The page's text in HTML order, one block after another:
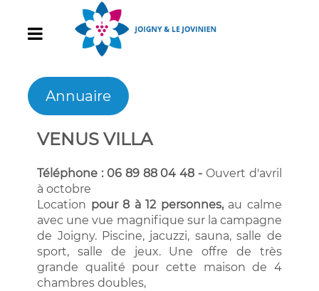
Annuaire
VENUS VILLA
Téléphone : 06 89 88 04 48 - Ouvert d'avril
à octobre
Location pour 8 à 12 personnes, au calme
avec une vue magnifique sur la campagne
de Joigny. Piscine, jacuzzi, sauna, salle de
sport, salle de jeux. Une offre de très
grande qualité pour cette maison de 4
chambres doubles,